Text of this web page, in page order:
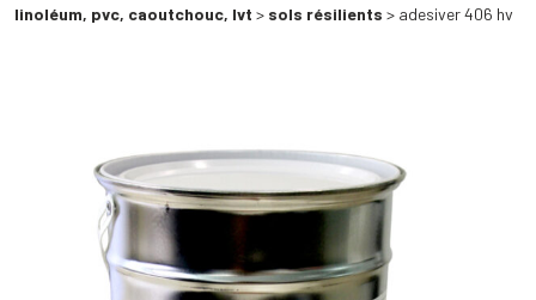
linoléum, pvc, caoutchouc, lvt > sols résilients > adesiver 406 hv